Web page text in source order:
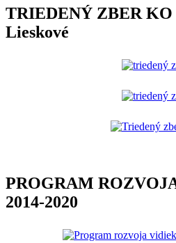
TRIEDENÝ ZBER KO
Lieskové
PROGRAM
2014-2020